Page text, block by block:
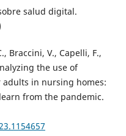
salud digital.
Braccini, V., Capelli, F.,
the use of
in nursing homes:
from the pandemic.